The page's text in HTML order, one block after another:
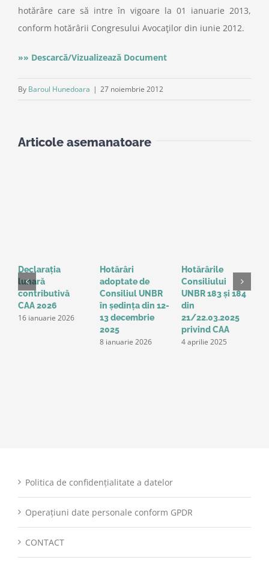
hotărâre care să intre în vigoare la 01 ianuarie 2013,
conform hotărârii Congresului Avocaţilor din iunie 2012.
»» Descarcă/Vizualizează Document
By Baroul Hunedoara | 27 noiembrie 2012
Articole asemanatoare
Declarația
lunară
contributivă
CAA 2026
16 ianuarie 2026
Hotărâri
adoptate de
Consiliul UNBR
în ședința din 12-
13 decembrie
2025
8 ianuarie 2026
Hotărârile
Consiliului
UNBR 183 și 184
din
21/22.03.2025
privind CAA
4 aprilie 2025
Politica de confidențialitate a datelor
Operațiuni date personale conform GPDR
CONTACT